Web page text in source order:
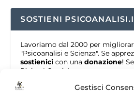
Gestisci
SOSTIENI
Lavoriamo dal 2000 per
"Psicoanalisi e Scienza". Se
sostienici con unadonazione!
Rivista! Grazie!